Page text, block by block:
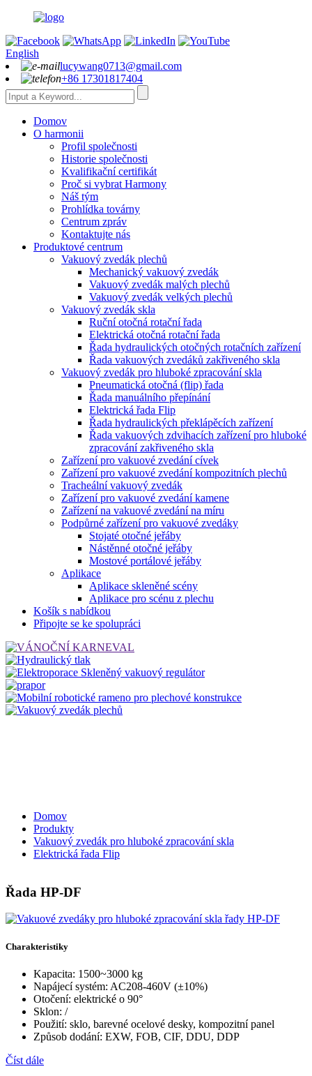
English
lucywang0713@gmail.com
+86 17301817404
Domov
O harmonii
Profil společnosti
Historie společnosti
Kvalifikační certifikát
Proč si vybrat Harmony
Náš tým
Prohlídka továrny
Centrum zpráv
Kontaktujte nás
Produktové centrum
Vakuový zvedák plechů
Mechanický vakuový zvedák
Vakuový zvedák malých plechů
Vakuový zvedák velkých plechů
Vakuový zvedák skla
Ruční otočná rotační řada
Elektrická otočná rotační řada
Řada hydraulických otočných rotačních zařízení
Řada vakuových zvedáků zakřiveného skla
Vakuový zvedák pro hluboké zpracování skla
Pneumatická otočná (flip) řada
Řada manuálního přepínání
Elektrická řada Flip
Řada hydraulických překlápěcích zařízení
Řada vakuových zdvihacích zařízení pro hluboké
zpracování zakřiveného skla
Zařízení pro vakuové zvedání cívek
Zařízení pro vakuové zvedání kompozitních plechů
Tracheální vakuový zvedák
Zařízení pro vakuové zvedání kamene
Zařízení na vakuové zvedání na míru
Podpůrné zařízení pro vakuové zvedáky
Stojaté otočné jeřáby
Nástěnné otočné jeřáby
Mostové portálové jeřáby
Aplikace
Aplikace skleněné scény
Aplikace pro scénu z plechu
Košík s nabídkou
Připojte se ke spolupráci
Domov
Produkty
Vakuový zvedák pro hluboké zpracování skla
Elektrická řada Flip
Řada HP-DF
Charakteristiky
Kapacita: 1500~3000 kg
Napájecí systém: AC208-460V (±10%)
Otočení: elektrické o 90°
Sklon: /
Použití: sklo, barevné ocelové desky, kompozitní panel
Způsob dodání: EXW, FOB, CIF, DDU, DDP
Číst dále